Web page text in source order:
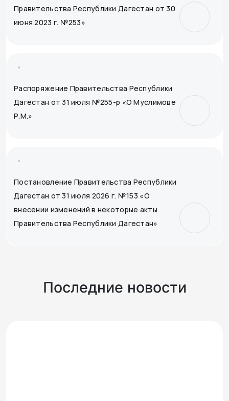
Правительства Республики Дагестан от 30
июня 2023 г. №253»
Распоряжение Правительства Республики
Дагестан от 31 июля №255-р «О Муслимове
Р.М.»
Постановление Правительства Республики
Дагестан от 31 июля 2026 г. №153 «О
внесении изменений в некоторые акты
Правительства Республики Дагестан»
Последние новости